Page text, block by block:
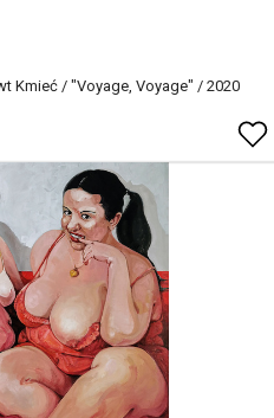
Kmieć / "Voyage, Voyage" / 2020